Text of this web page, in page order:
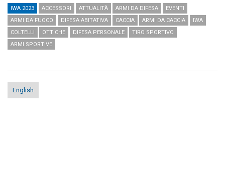
IWA 2023 ACCESSORI ATTUALITÀ ARMI DA DIFESA
EVENTI
ARMI DA FUOCO
DIFESA ABITATIVA CACCIA ARMI DA CACCIA
IWA
COLTELLI
OTTICHE DIFESA PERSONALE
TIRO SPORTIVO
ARMI SPORTIVE
English